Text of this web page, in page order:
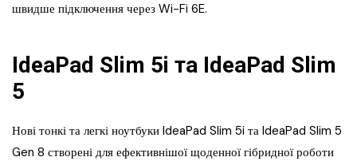
швидше підключення через Wi-Fi 6E.
IdeaPad Slim 5i та IdeaPad Slim
5
Нові тонкі та легкі ноутбуки IdeaPad Slim 5i та IdeaPad Slim 5
Gen 8 створені для ефективнішої щоденної гібридної роботи